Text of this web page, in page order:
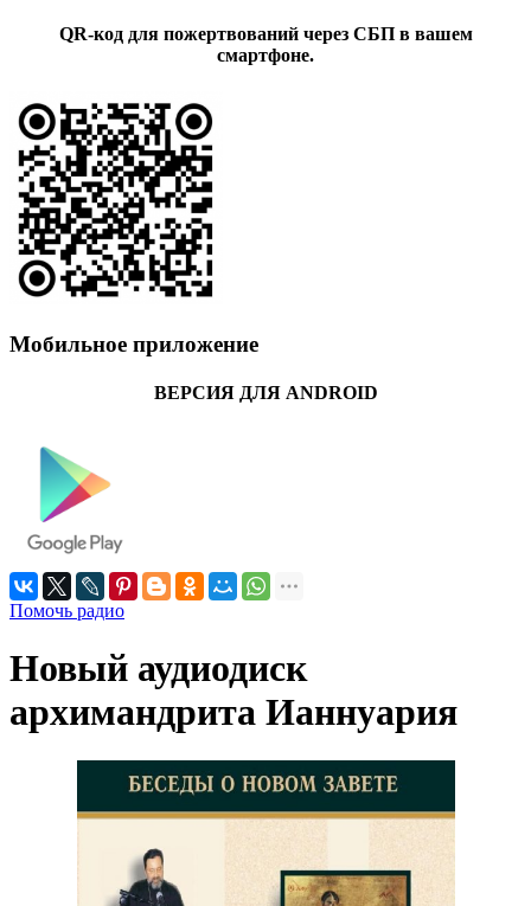
QR-код для пожертвований через СБП в вашем
смартфоне.
Мобильное приложение
ВЕРСИЯ ДЛЯ ANDROID
Помочь радио
Новый аудиодиск
архимандрита Ианнуария